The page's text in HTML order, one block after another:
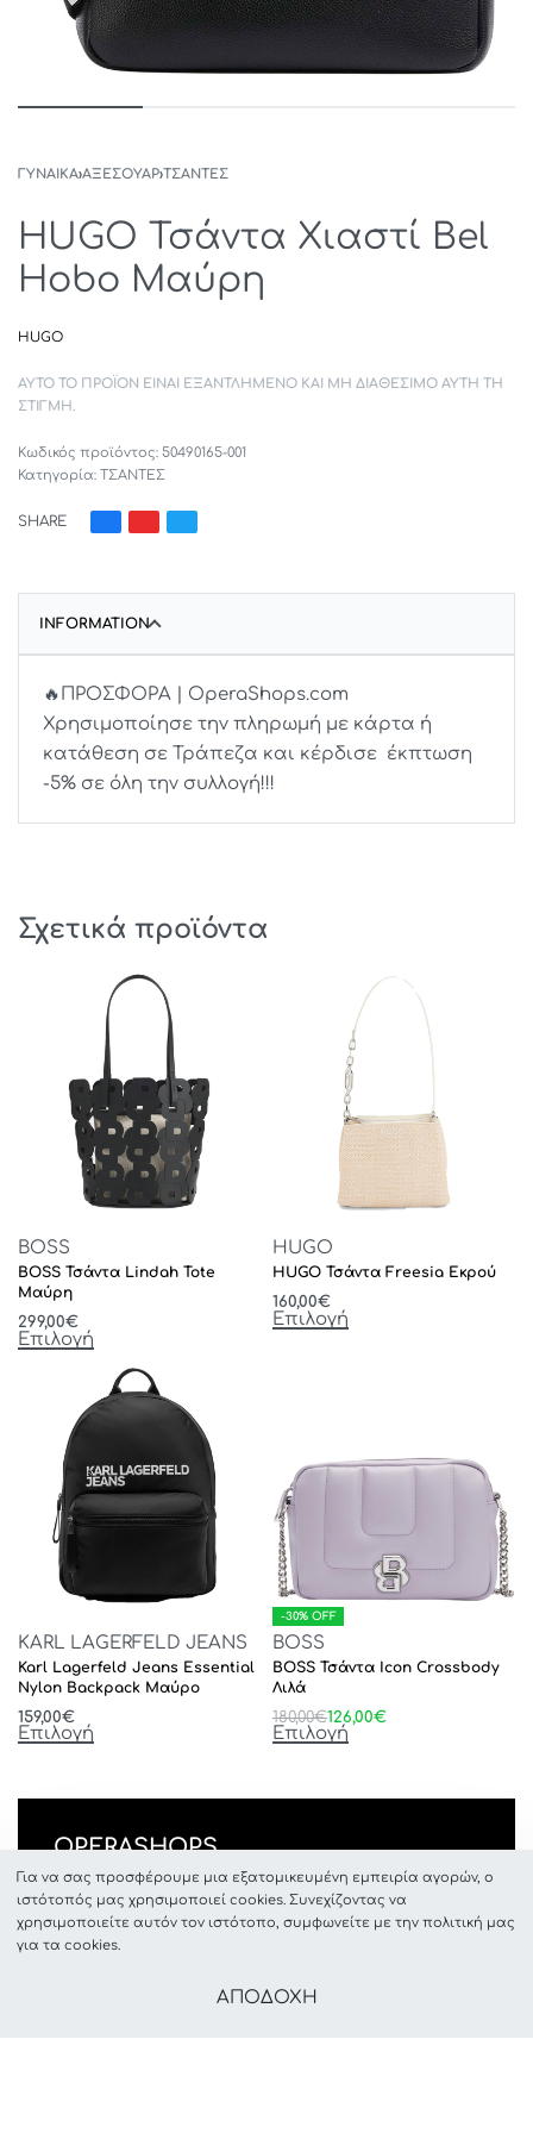
ΓΥΝΑΙΚΑ›ΑΞΕΣΟΥΑΡ›ΤΣΑΝΤΕΣ
HUGO Τσάντα Χιαστί Bel
Hobo Μαύρη
HUGO
ΑΥΤΌ ΤΟ ΠΡΟΪΌΝ ΕΊΝΑΙ ΕΞΑΝΤΛΗΜΈΝΟ ΚΑΙ ΜΗ ΔΙΑΘΈΣΙΜΟ ΑΥΤΉ ΤΗ
ΣΤΙΓΜΉ.
50490165-001
Κατηγορία: ΤΣΑΝΤΕΣ
SHARE
INFORMATION
🔥ΠΡΟΣΦΟΡΑ | OperaShops.com
Χρησιμοποίησε την πληρωμή με κάρτα ή
κατάθεση σε Τράπεζα και κέρδισε έκπτωση
-5% σε όλη την συλλογή!!!
Σχετικά προϊόντα
BOSS
BOSS Τσάντα Lindah Tote
Μαύρη
299,00€
Επιλογή
HUGO
HUGO Τσάντα Freesia Εκρού
160,00€
Επιλογή
KARL LAGERFELD JEANS
Karl Lagerfeld Jeans Essential
Nylon Backpack Μαύρο
159,00€
Επιλογή
-30% OFF
BOSS
BOSS Τσάντα Icon Crossbody
Λιλά
180,00€126,00€
Επιλογή
OPERASHOPS
Γρ.Λαμπράκη 46, ΡΟΔΟΣ, GR-85131
info(@)operashops.com +30 2241033455
Για να σας προσφέρουμε μια εξατομικευμένη εμπειρία αγορών, ο
ιστότοπός μας χρησιμοποιεί cookies. Συνεχίζοντας να
χρησιμοποιείτε αυτόν τον ιστότοπο, συμφωνείτε με την πολιτική μας
για τα cookies.
ΑΠΟΔΟΧΗ